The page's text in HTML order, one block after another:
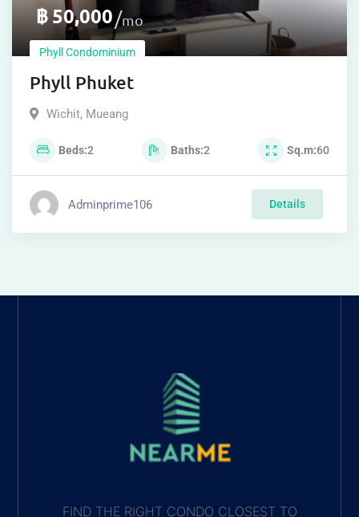
฿50,000 mo
Phyll Condominium
Phyll Phuket
Wichit, Mueang
Beds 2 Baths 2 Sq.m 60
Adminprime106 Details
FIND THE RIGHT CONDO CLOSEST TO